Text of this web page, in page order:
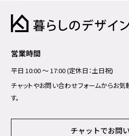
営業時間
平日 10:00 ～ 17:00 (定休日：土日祝)
チャットやお問い合わせフォームからお
す。
チャットでお問